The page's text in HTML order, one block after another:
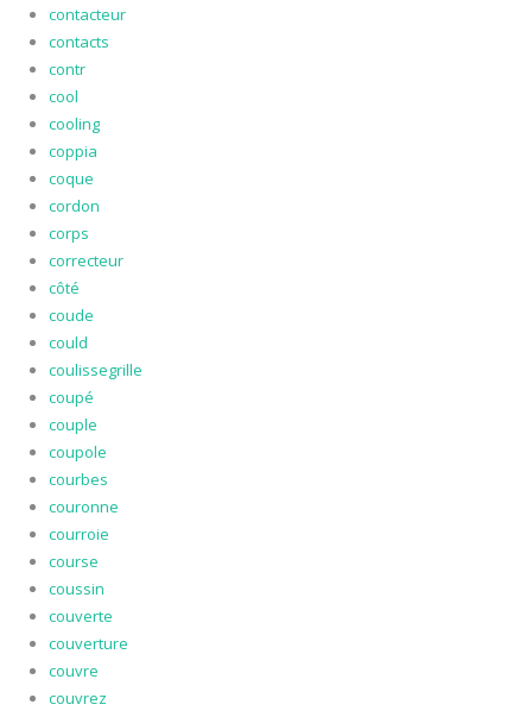
contacteur
contacts
contr
cool
cooling
coppia
coque
cordon
corps
correcteur
côté
coude
could
coulissegrille
coupé
couple
coupole
courbes
couronne
courroie
course
coussin
couverte
couverture
couvre
couvrez